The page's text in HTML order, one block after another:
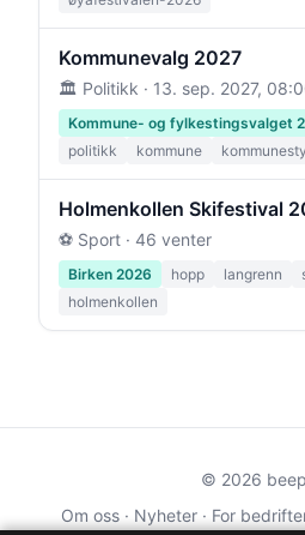
Kommunevalg 2027
🏛️ Politikk · 13. sep. 2027,
Kommune- og fylkestingsvalget
politikk
kommune
Holmenkollen Skifestival
⚽ Sport · 46 venter
Birken 2026 hopp langrenn
holmenkollen
© 2026
Om oss · Nyheter · For